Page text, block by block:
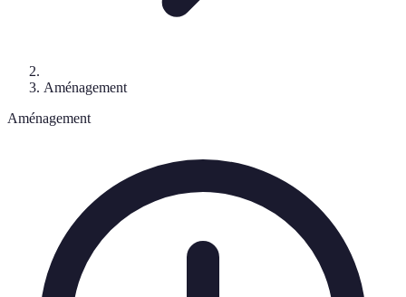
Aménagement
Aménagement